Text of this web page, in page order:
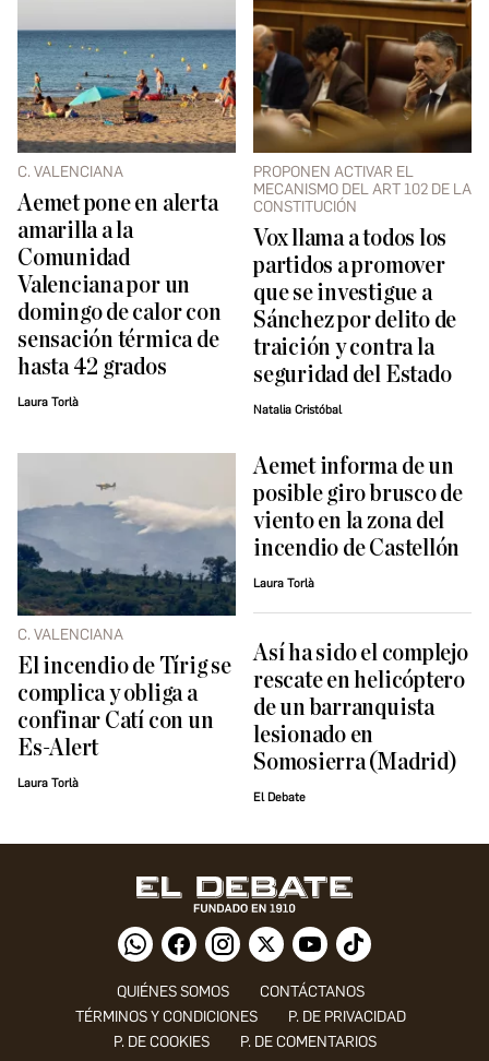
C. VALENCIANA
Aemet pone en alerta
amarilla a la
Comunidad
Valenciana por un
domingo de calor con
sensación térmica de
hasta 42 grados
Laura Torlà
PROPONEN ACTIVAR EL
MECANISMO DEL ART 102 DE LA
CONSTITUCIÓN
Vox llama a todos los
partidos a promover
que se investigue a
Sánchez por delito de
traición y contra la
seguridad del Estado
Natalia Cristóbal
C. VALENCIANA
El incendio de Tírig se
complica y obliga a
confinar Catí con un
Es-Alert
Laura Torlà
Aemet informa de un
posible giro brusco de
viento en la zona del
incendio de Castellón
Laura Torlà
Así ha sido el complejo
rescate en helicóptero
de un barranquista
lesionado en
Somosierra (Madrid)
El Debate
QUIÉNES SOMOS
CONTÁCTANOS
TÉRMINOS Y CONDICIONES
P. DE PRIVACIDAD
P. DE COOKIES
P. DE COMENTARIOS